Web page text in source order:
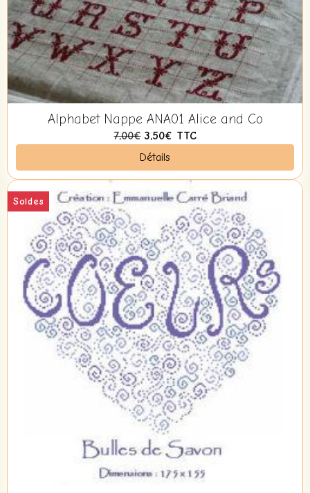
Alphabet Nappe ANA01 Alice and Co
7,00€ 3,50€ TTC
Détails
Soldes